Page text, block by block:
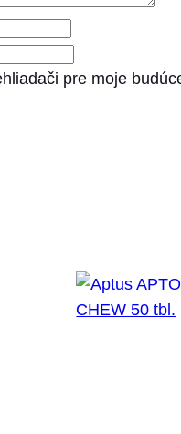
pre moje